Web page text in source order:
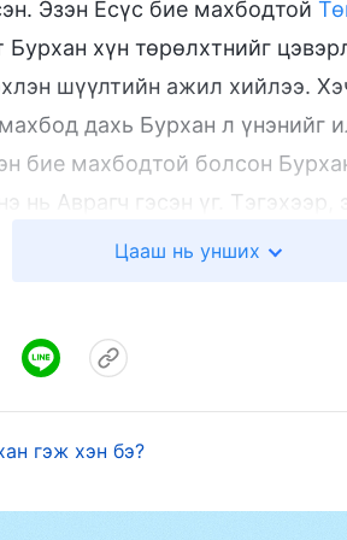
Эзэн Есүс бие махбодтой
Бурхан хүн төрөлхтнийг
шүүлтийн ажил хийлээ.
дахь Бурхан л үнэнийг
бие махбодтой болсон
нь Аврагч гэсэн үг.
цэвэрлэж, аврах шүүлтийн
үйлдэлд нь дүн
хүн яаж Бурханд
төрөл бүрийн үнэн эдгээр
Цааш нь унших
гэж хэн бэ?